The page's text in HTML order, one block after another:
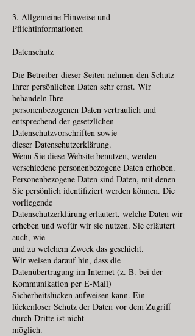
3. Allgemeine Hinweise und
Pflichtinformationen
Datenschutz
Die Betreiber dieser Seiten nehmen den Schutz
Ihrer persönlichen Daten sehr ernst. Wir
behandeln Ihre
personenbezogenen Daten vertraulich und
entsprechend der gesetzlichen
Datenschutzvorschriften sowie
dieser Datenschutzerklärung.
Wenn Sie diese Website benutzen, werden
verschiedene personenbezogene Daten erhoben.
Personenbezogene Daten sind Daten, mit denen
Sie persönlich identifiziert werden können. Die
vorliegende
Datenschutzerklärung erläutert, welche Daten wir
erheben und wofür wir sie nutzen. Sie erläutert
auch, wie
und zu welchem Zweck das geschieht.
Wir weisen darauf hin, dass die
Datenübertragung im Internet (z. B. bei der
Kommunikation per E-Mail)
Sicherheitslücken aufweisen kann. Ein
lückenloser Schutz der Daten vor dem Zugriff
durch Dritte ist nicht
möglich.